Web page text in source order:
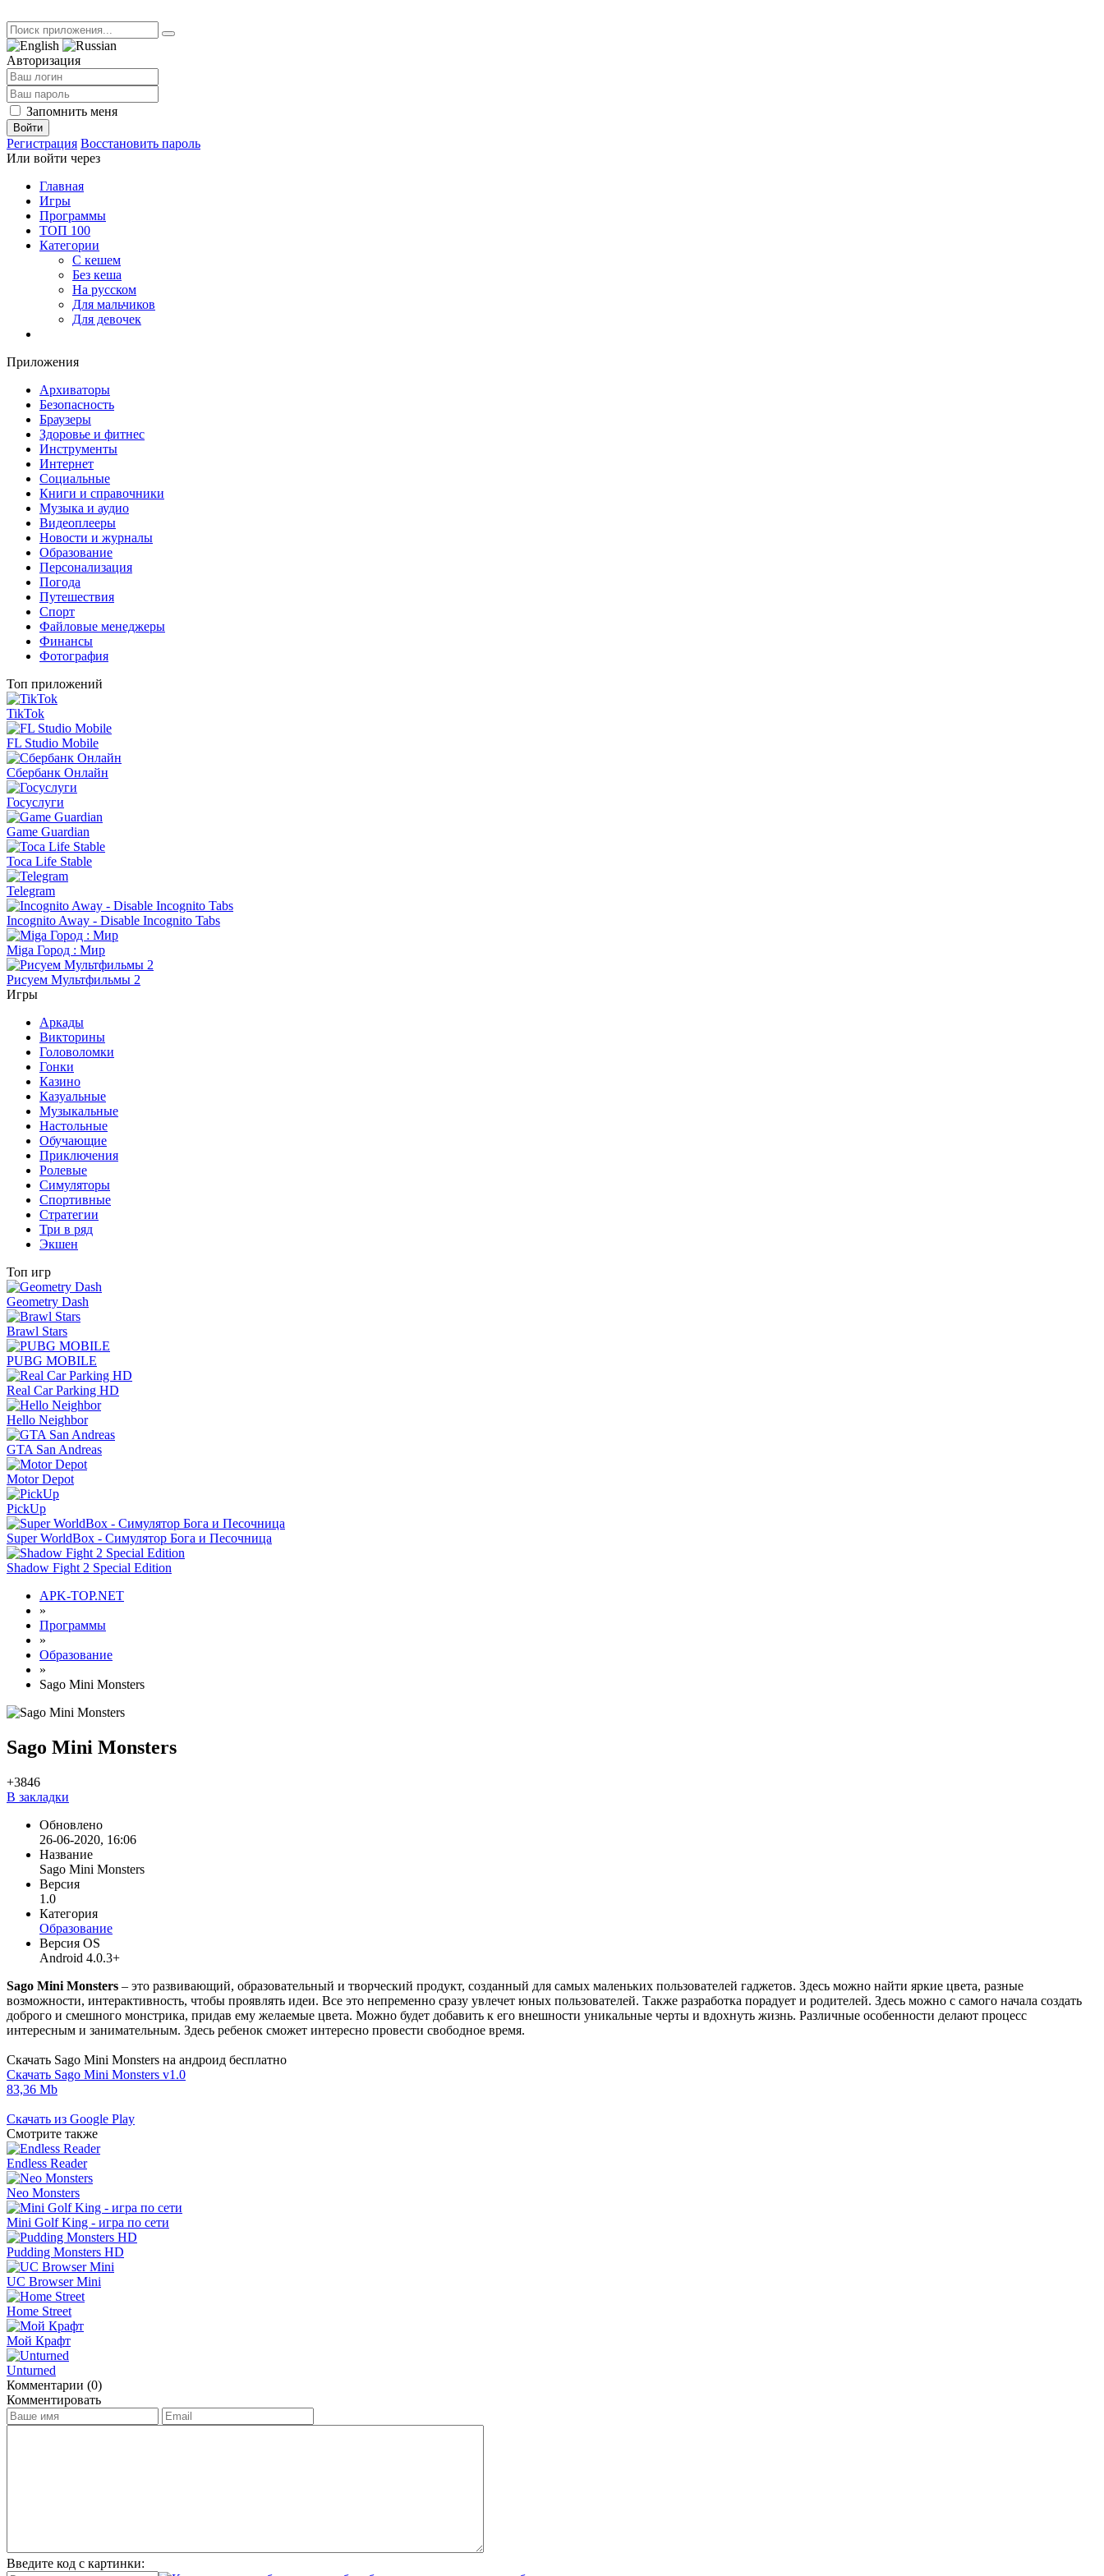
Авторизация
Запомнить меня
Войти
Регистрация Восстановить пароль
Или войти через
Главная
Игры
Программы
ТОП 100
Категории
С кешем
Без кеша
На русском
Для мальчиков
Для девочек
Приложения
Архиваторы
Безопасность
Браузеры
Здоровье и фитнес
Инструменты
Интернет
Социальные
Книги и справочники
Музыка и аудио
Видеоплееры
Новости и журналы
Образование
Персонализация
Погода
Путешествия
Спорт
Файловые менеджеры
Финансы
Фотография
Топ приложений
TikTok
FL Studio Mobile
Сбербанк Онлайн
Госуслуги
Game Guardian
Toca Life Stable
Telegram
Incognito Away - Disable Incognito Tabs
Miga Город : Мир
Рисуем Мультфильмы 2
Игры
Аркады
Викторины
Головоломки
Гонки
Казино
Казуальные
Музыкальные
Настольные
Обучающие
Приключения
Ролевые
Симуляторы
Спортивные
Стратегии
Три в ряд
Экшен
Топ игр
Geometry Dash
Brawl Stars
PUBG MOBILE
Real Car Parking HD
Hello Neighbor
GTA San Andreas
Motor Depot
PickUp
Super WorldBox - Симулятор Бога и Песочница
Shadow Fight 2 Special Edition
APK-TOP.NET
»
Программы
»
Образование
»
Sago Mini Monsters
Sago Mini Monsters
+3846
В закладки
Обновлено
26-06-2020, 16:06
Название
Sago Mini Monsters
Версия
1.0
Категория
Образование
Версия OS
Android 4.0.3+
Sago Mini Monsters – это развивающий, образовательный и творческий продукт, созданный для самых маленьких пользователей гаджетов. Здесь можно найти яркие цвета, разные
возможности, интерактивность, чтобы проявлять идеи. Все это непременно сразу увлечет юных пользователей. Также разработка порадует и родителей. Здесь можно с самого начала создать
доброго и смешного монстрика, придав ему желаемые цвета. Можно будет добавить к его внешности уникальные черты и вдохнуть жизнь. Различные особенности делают процесс
интересным и занимательным. Здесь ребенок сможет интересно провести свободное время.
Скачать Sago Mini Monsters на андроид бесплатно
Скачать Sago Mini Monsters v1.0
83,36 Mb
Скачать из Google Play
Смотрите также
Endless Reader
Neo Monsters
Mini Golf King - игра по сети
Pudding Monsters HD
UC Browser Mini
Home Street
Мой Крафт
Unturned
Комментарии (0)
Комментировать
Введите код с картинки: